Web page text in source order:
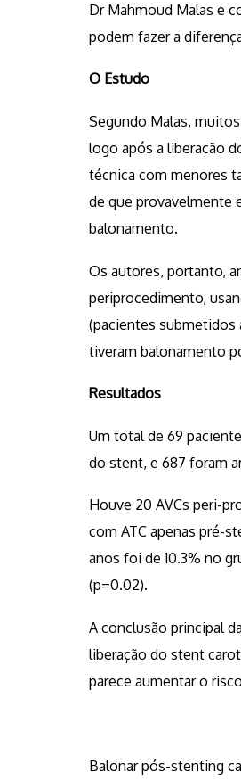
Dr Mahmoud Malas e
podem fazer a
O Estudo
Segundo Malas,
logo após a liberação
técnica com menores
de que provavelmente
balonamento.
Os autores, portanto,
periprocedimento,
(pacientes submetidos
tiveram balonamento
Resultados
Um total de 69
do stent, e 687 foram
Houve 20 AVCs peri-
com ATC apenas pré-
anos foi de 10.3% no
(p=0.02).
A conclusão principal
liberação do stent
parece aumentar o
Balonar pós-stenting